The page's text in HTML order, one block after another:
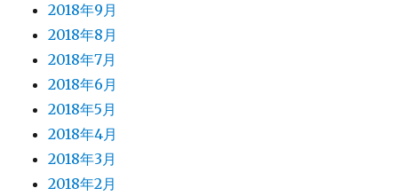
2018年9月
2018年8月
2018年7月
2018年6月
2018年5月
2018年4月
2018年3月
2018年2月